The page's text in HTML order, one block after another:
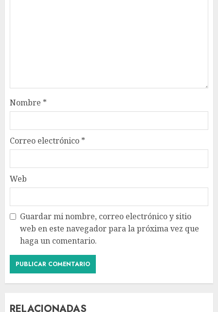
Nombre *
Correo electrónico *
Web
Guardar mi nombre, correo electrónico y sitio
web en este navegador para la próxima vez que
haga un comentario.
RELACIONADAS